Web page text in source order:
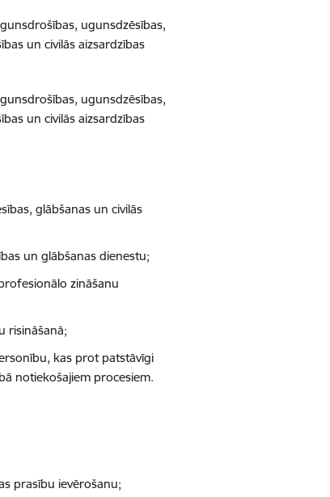
ugunsdzēsības,
un civilās aizsardzības
ugunsdzēsības,
un civilās aizsardzības
glābšanas un civilās
un glābšanas dienestu;
zināšanu
risināšanā;
kas prot patstāvīgi
notiekošajiem procesiem.
prasību ievērošanu;